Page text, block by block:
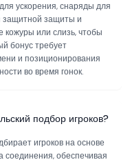
ускорения, снаряды для
защитной защиты и
кожуры или слизь, чтобы
бонус требует
и позиционирования
во время гонок.
подбор игроков?
игроков на основе
соединения, обеспечивая